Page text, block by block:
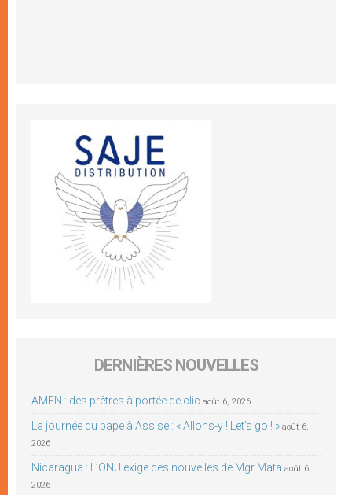
DERNIÈRES NOUVELLES
AMEN : des prêtres à portée de clic août 6, 2026
La journée du pape à Assise : « Allons-y ! Let’s go ! » août 6,
2026
Nicaragua : L’ONU exige des nouvelles de Mgr Mata août 6,
2026